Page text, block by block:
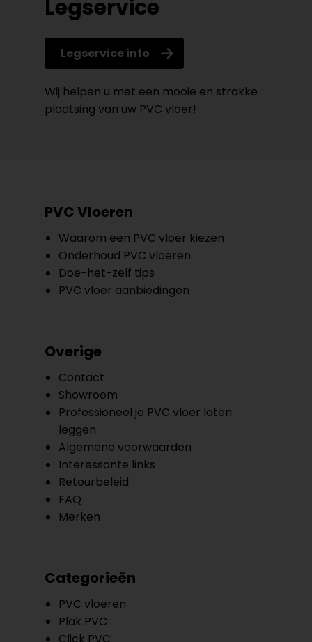
Legservice
Legservice info
Wij helpen u met een mooie en strakke
plaatsing van uw PVC vloer!
PVC Vloeren
Waarom een PVC vloer kiezen
Onderhoud PVC vloeren
Doe-het-zelf tips
PVC vloer aanbiedingen
Overige
Contact
Showroom
Professioneel je PVC vloer laten
leggen
Algemene voorwaarden
Interessante links
Retourbeleid
FAQ
Merken
Categorieën
PVC vloeren
Plak PVC